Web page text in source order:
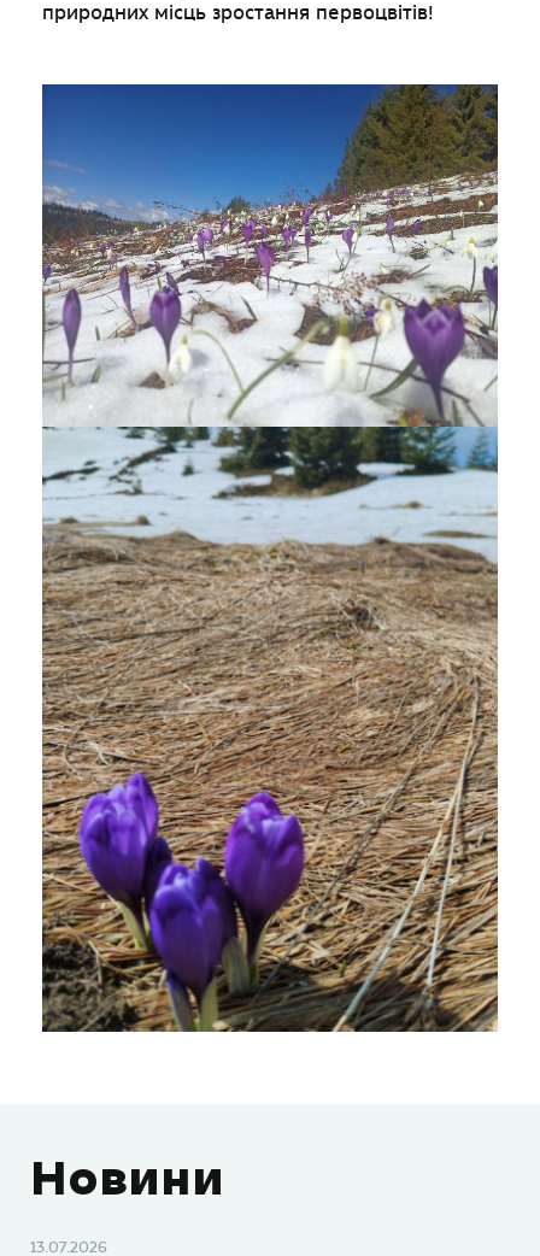
природних місць зростання первоцвітів!
Новини
13.07.2026